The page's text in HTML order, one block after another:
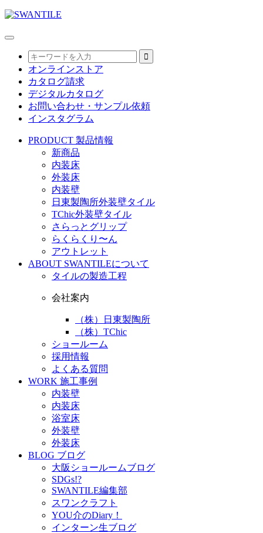
オンラインストア
カタログ請求
デジタルカタログ
お問い合わせ・サンプル依頼
インスタグラム
PRODUCT 製品情報
新商品
内装床
外装床
内装壁
日東製陶所外装壁タイル
TChic外装壁タイル
さらっとグリップ
らくらくり〜ん
アウトレット
ABOUT SWANTILEについて
タイルの製造工程
会社案内
（株）日東製陶所
（株）TChic
ショールーム
採用情報
よくある質問
WORK 施工事例
内装壁
内装床
浴室床
外装壁
外装床
BLOG ブログ
大阪ショールームブログ
SDGs!?
SWANTILE編集部
スワンクラフト
YOU介のDiary！
インターン生ブログ